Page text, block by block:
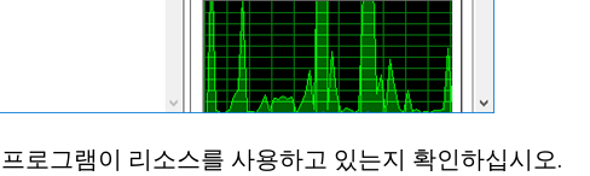
로그램이 리소스를 사용하고 있는지 확인하십시오.